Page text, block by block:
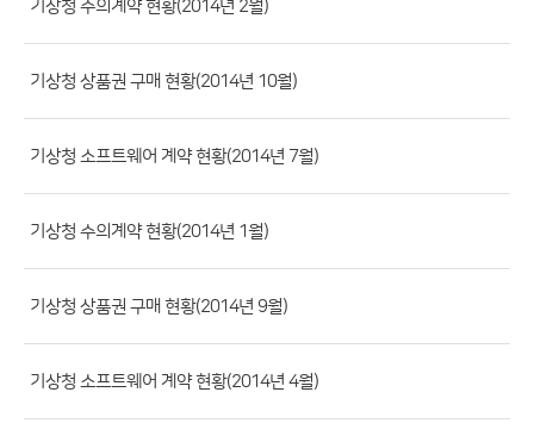
호,
분
류,
부
서,
첨
기상청 수의계약 현황(2014년 2월)
기상청 상품권 구매 현황(2014년 10월)
기상청 소프트웨어 계약 현황(2014년 7월)
기상청 수의계약 현황(2014년 1월)
기상청 상품권 구매 현황(2014년 9월)
기상청 소프트웨어 계약 현황(2014년 4월)